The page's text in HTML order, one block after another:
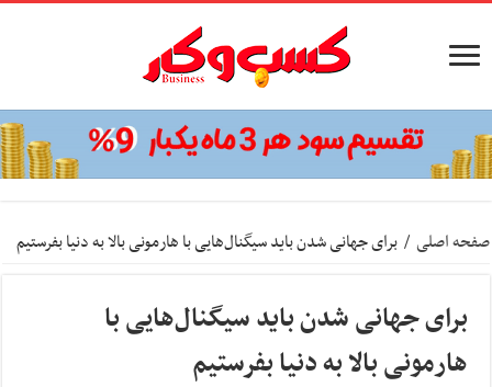
صفحه اصلی / برای جهانی شدن باید سیگنال‌هایی با هارمونی بالا به دنیا بفرستیم
برای جهانی شدن باید سیگنال‌هایی با
هارمونی بالا به دنیا بفرستیم